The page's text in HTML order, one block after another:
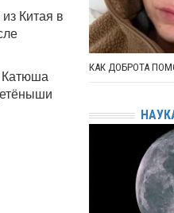
Китая в
Катюша
КАК ДОБРОТА